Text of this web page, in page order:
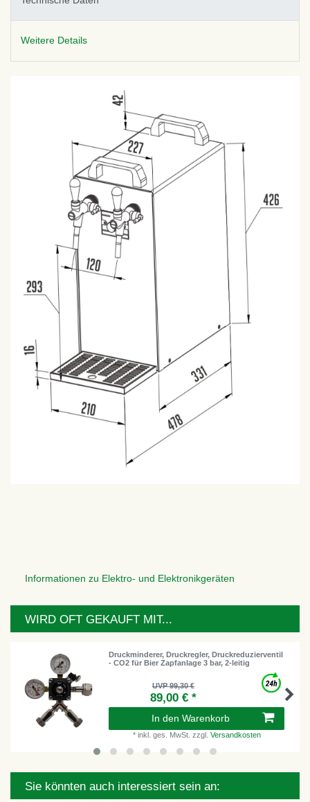
Weitere Details
Informationen zu Elektro- und Elektronikgeräten
WIRD OFT GEKAUFT MIT...
Druckminderer, Druckregler, Druckreduzierventil
- CO2 für Bier Zapfanlage 3 bar, 2-leitig
UVP 99,30 €
89,00 € *
In den Warenkorb
* inkl. ges. MwSt. zzgl. Versandkosten
Sie könnten auch interessiert sein an: